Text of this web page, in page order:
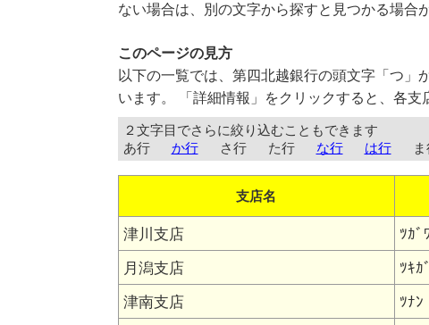
ない場合は、別の文字から探すと見つかる場合
このページの見方
以下の一覧では、第四北越銀行の頭文字「つ」
います。 「詳細情報」をクリックすると、各支
２文字目でさらに絞り込むこともできます
あ行 か行 さ行 た行 な行 は行
支店名
津川支店 ﾂｶﾞ
月潟支店 ﾂｷｶ
津南支店 ﾂﾅﾝ